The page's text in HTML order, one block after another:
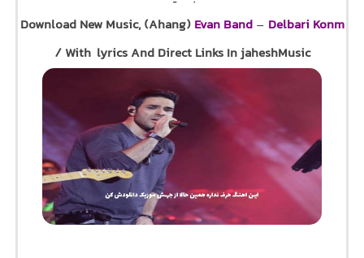
Download New Music, (Ahang) Evan Band– Delbari Konm
/ With lyrics And Direct Links In jaheshMusic